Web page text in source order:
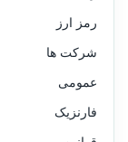
رمز ارز
شرکت ها
عمومی
فارنزیک